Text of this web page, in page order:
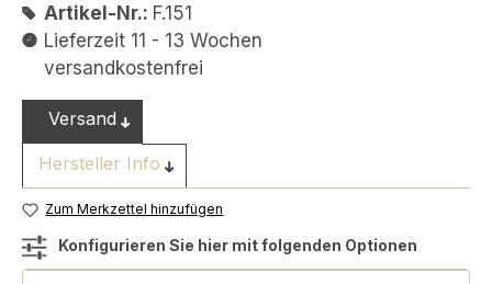
Artikel-Nr.: F.151
Lieferzeit 11 - 13 Wochen
versandkostenfrei
Versand
Hersteller Info
Zum Merkzettel hinzufügen
Konfigurieren Sie hier mit folgenden Optionen